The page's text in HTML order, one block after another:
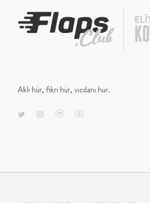
Aklı hür, fikri hür, vicdanı hür.